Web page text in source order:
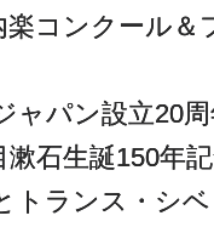
コンクール＆
パン設立20
石生誕150年
ランス・シベ